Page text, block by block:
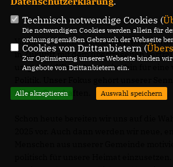
Voller Zuversicht schauen wir nach
in Zukunft mit dem übertragenen
umgehen. Wir stehen weiterhin für eine
seinen Ortschaften.
Technisch notwendige Cookies (
Die notwendigen Cookies werden allein für
ordnungsgemäßen Gebrauch der Webseite
Cookies von Drittanbietern (
Zur Optimierung unserer Webseite binden
Angebote von Drittanbietern ein.
Alle akzeptieren Auswahl speichern